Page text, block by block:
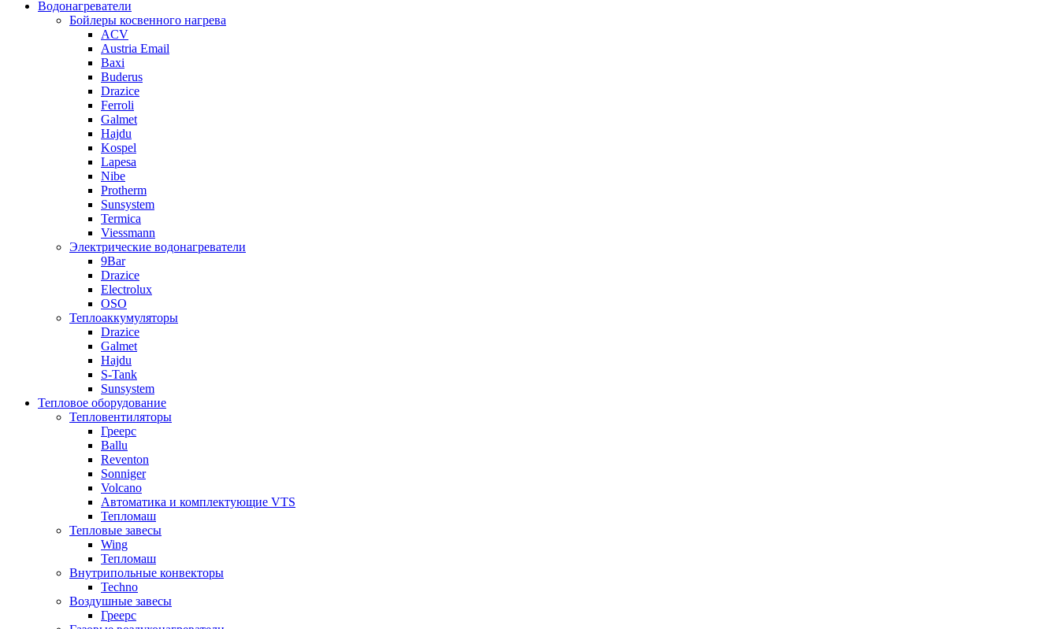
Водонагреватели
Бойлеры косвенного нагрева
ACV
Austria Email
Baxi
Buderus
Drazice
Ferroli
Galmet
Hajdu
Kospel
Lapesa
Nibe
Protherm
Sunsystem
Termica
Viessmann
Электрические водонагреватели
9Bar
Drazice
Electrolux
OSO
Теплоаккумуляторы
Drazice
Galmet
Hajdu
S-Tank
Sunsystem
Тепловое оборудование
Тепловентиляторы
Греерс
Ballu
Reventon
Sonniger
Volcano
Автоматика и комплектующие VTS
Тепломаш
Тепловые завесы
Wing
Тепломаш
Внутрипольные конвекторы
Techno
Воздушные завесы
Греерс